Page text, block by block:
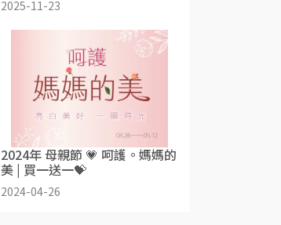
2025-11-23
2024年 母親節 💗 呵護。媽媽的
美 | 買一送一💝
2024-04-26